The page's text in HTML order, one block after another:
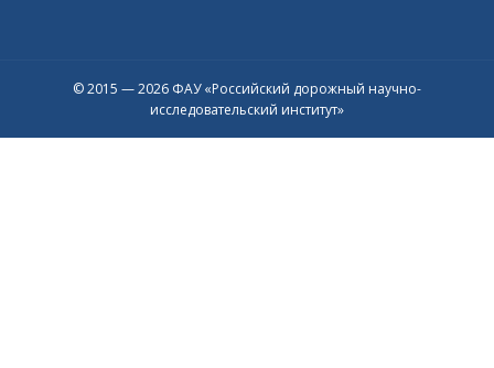
© 2015 — 2026 ФАУ «Российский дорожный научно-
исследовательский институт»